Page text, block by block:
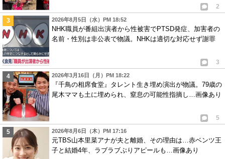
2
2026年8月5日（水）PM 18:52
NHK職員が番組出演者から性被害でPTSD発症、加害者の
名前・性別は非公表で物議。NHKは適切な対応せず謝罪
3
2026年3月16日（月）PM 18:22
『千鳥の相席食堂』タレント生き埋め演出が物議。79歳の
尾木ママも土に埋められ、窒息の可能性指摘し…画像あり
5
2026年8月6日（木）PM 17:16
元TBS山本里菜アナが夫と離婚、その理由は…赤ベンツ王
子と結婚4年、ラブラブぶりアピールも…画像あり